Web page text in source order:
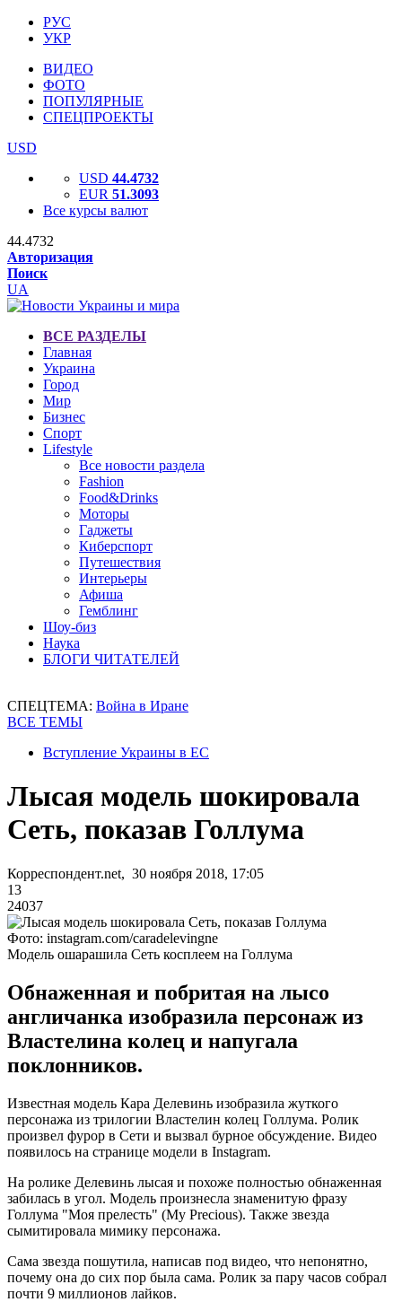
РУС
УКР
ВИДЕО
ФОТО
ПОПУЛЯРНЫЕ
СПЕЦПРОЕКТЫ
USD
USD 44.4732
EUR 51.3093
Все курсы валют
44.4732
Авторизация
Поиск
UA
ВСЕ РАЗДЕЛЫ
Главная
Украина
Город
Мир
Бизнес
Спорт
Lifestyle
Все новости раздела
Fashion
Food&Drinks
Моторы
Гаджеты
Киберспорт
Путешествия
Интерьеры
Афиша
Гемблинг
Шоу-биз
Наука
БЛОГИ ЧИТАТЕЛЕЙ
СПЕЦТЕМА: Война в Иране
ВСЕ ТЕМЫ
Вступление Украины в ЕС
Лысая модель шокировала
Сеть, показав Голлума
Корреспондент.net, 30 ноября 2018, 17:05
13
24037
Фото: instagram.com/caradelevingne
Модель ошарашила Сеть косплеем на Голлума
Обнаженная и побритая на лысо
англичанка изобразила персонаж из
Властелина колец и напугала
поклонников.
Известная модель Кара Делевинь изобразила жуткого
персонажа из трилогии Властелин колец Голлума. Ролик
произвел фурор в Сети и вызвал бурное обсуждение. Видео
появилось на странице модели в Instagram.
На ролике Делевинь лысая и похоже полностью обнаженная
забилась в угол. Модель произнесла знаменитую фразу
Голлума "Моя прелесть" (My Precious). Также звезда
сымитировала мимику персонажа.
Сама звезда пошутила, написав под видео, что непонятно,
почему она до сих пор была сама. Ролик за пару часов собрал
почти 9 миллионов лайков.